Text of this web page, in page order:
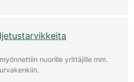
nuorille yrittäjille mm.